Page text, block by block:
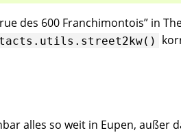
des 600 Franchimontois” in
alles so weit in Eupen, außer